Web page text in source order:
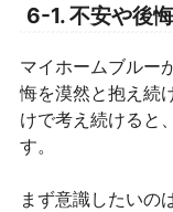
6-1. 不安や後
マイホームブルー
悔を漠然と抱え続
けで考え続けると
す。
まず意識したいのは